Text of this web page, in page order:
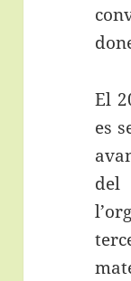
El
es
del